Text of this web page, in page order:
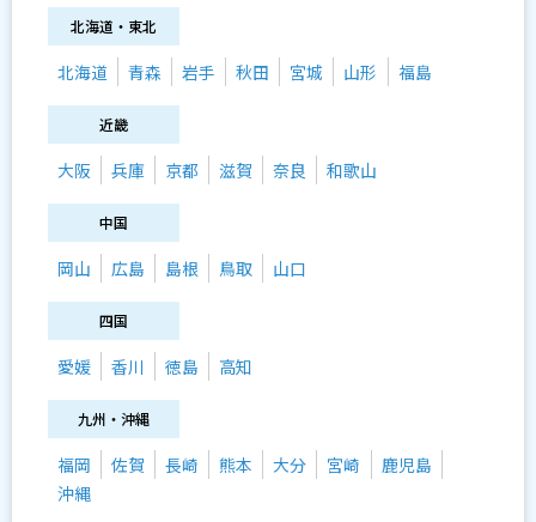
北海道・東北
北海道 青森 岩手 秋田 宮城 山形 福島
近畿
大阪 兵庫 京都 滋賀 奈良 和歌山
中国
岡山 広島 島根 鳥取 山口
四国
愛媛 香川 徳島 高知
九州・沖縄
福岡 佐賀 長崎 熊本 大分 宮崎
鹿児島
沖縄